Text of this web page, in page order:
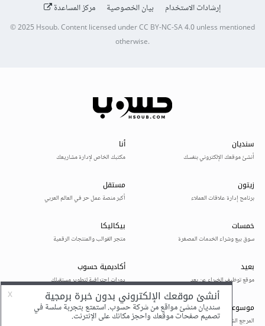
إرشادات الاستخدام
بيان الخصوصية مركز المساعدة
© 2025Hsoub.Content licensed underCC BY-NC-SA 4.0unless mentioned
otherwise.